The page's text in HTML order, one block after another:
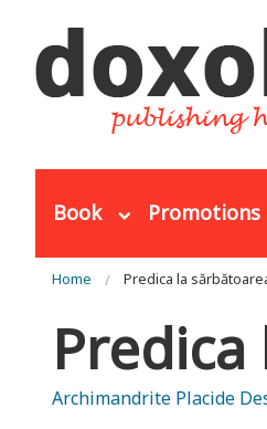
Book Promotions
You are
Home Predica la
Archimandrite Placide